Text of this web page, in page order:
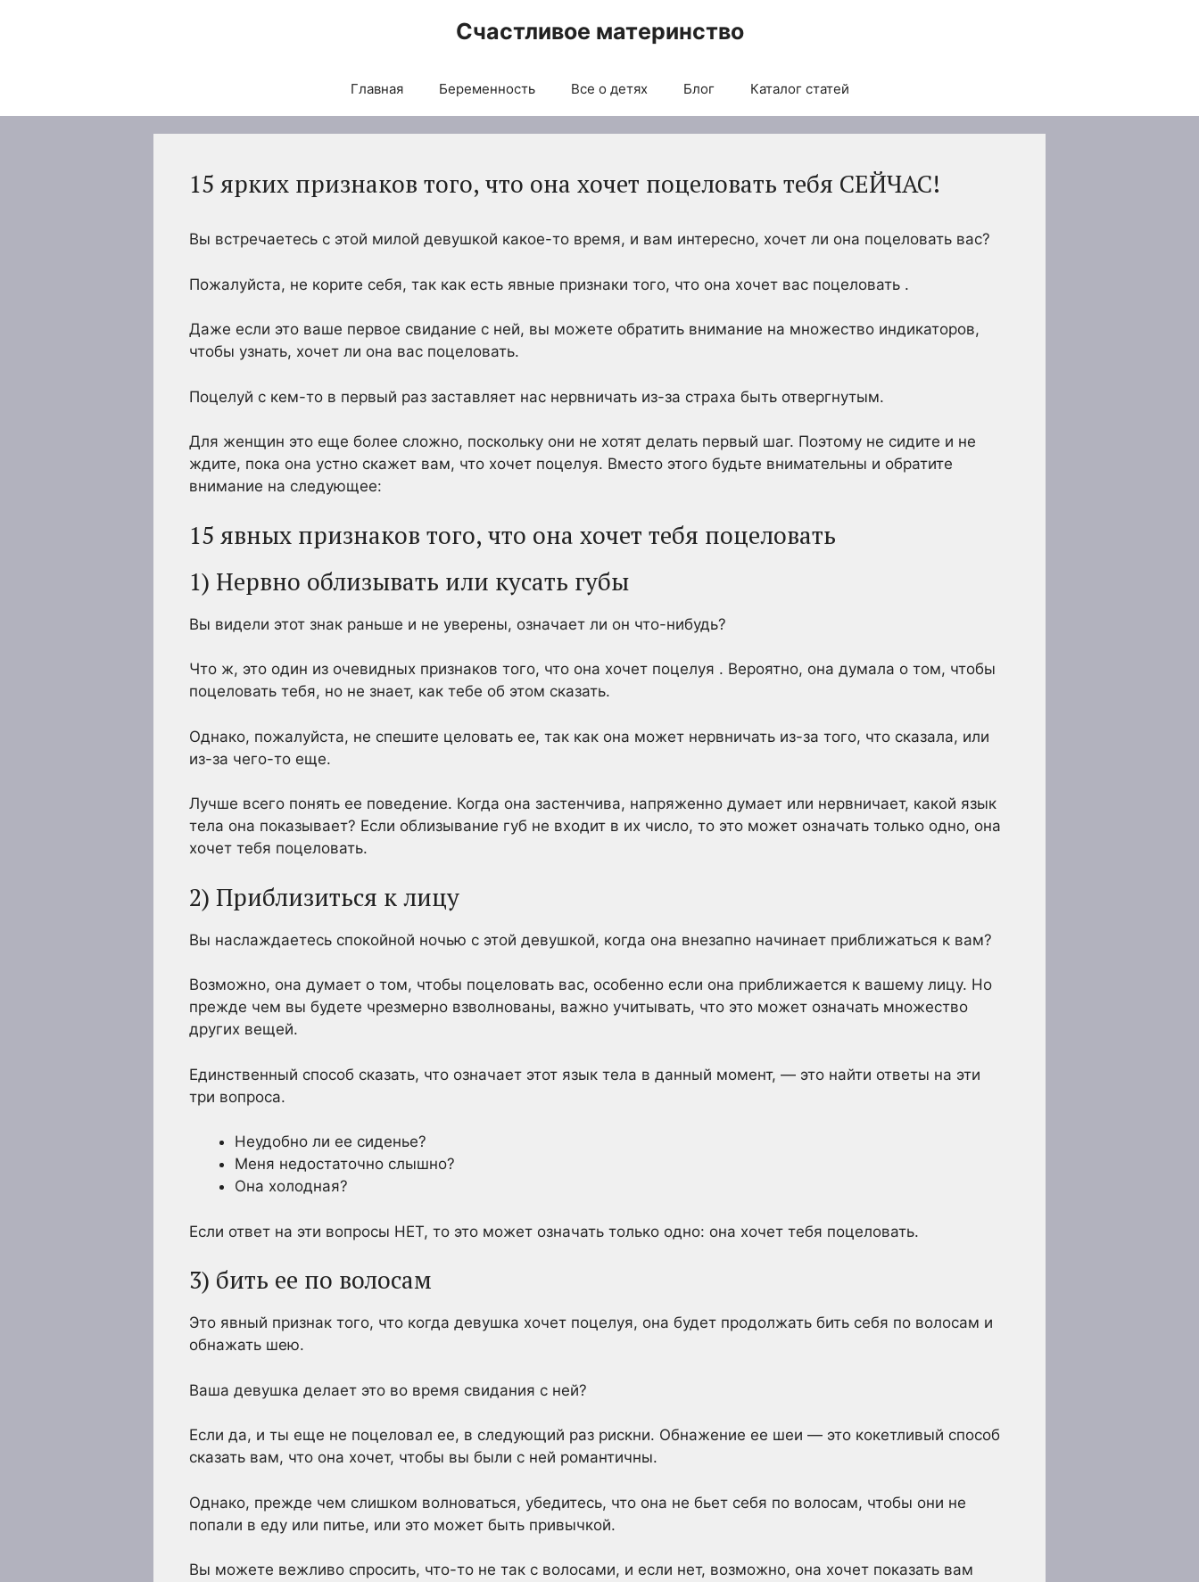
Счастливое материнство
Главная Беременность Все о детях Блог Каталог статей
15 ярких признаков того, что она хочет поцеловать тебя СЕЙЧАС!
Вы встречаетесь с этой милой девушкой какое-то время, и вам интересно, хочет ли она поцеловать вас?
Пожалуйста, не корите себя, так как есть явные признаки того, что она хочет вас поцеловать .
Даже если это ваше первое свидание с ней, вы можете обратить внимание на множество индикаторов,
чтобы узнать, хочет ли она вас поцеловать.
Поцелуй с кем-то в первый раз заставляет нас нервничать из-за страха быть отвергнутым.
Для женщин это еще более сложно, поскольку они не хотят делать первый шаг. Поэтому не сидите и не
ждите, пока она устно скажет вам, что хочет поцелуя. Вместо этого будьте внимательны и обратите
внимание на следующее:
15 явных признаков того, что она хочет тебя поцеловать
1) Нервно облизывать или кусать губы
Вы видели этот знак раньше и не уверены, означает ли он что-нибудь?
Что ж, это один из очевидных признаков того, что она хочет поцелуя . Вероятно, она думала о том, чтобы
поцеловать тебя, но не знает, как тебе об этом сказать.
Однако, пожалуйста, не спешите целовать ее, так как она может нервничать из-за того, что сказала, или
из-за чего-то еще.
Лучше всего понять ее поведение. Когда она застенчива, напряженно думает или нервничает, какой язык
тела она показывает? Если облизывание губ не входит в их число, то это может означать только одно, она
хочет тебя поцеловать.
2) Приблизиться к лицу
Вы наслаждаетесь спокойной ночью с этой девушкой, когда она внезапно начинает приближаться к вам?
Возможно, она думает о том, чтобы поцеловать вас, особенно если она приближается к вашему лицу. Но
прежде чем вы будете чрезмерно взволнованы, важно учитывать, что это может означать множество
других вещей.
Единственный способ сказать, что означает этот язык тела в данный момент, — это найти ответы на эти
три вопроса.
Неудобно ли ее сиденье?
Меня недостаточно слышно?
Она холодная?
Если ответ на эти вопросы НЕТ, то это может означать только одно: она хочет тебя поцеловать.
3) бить ее по волосам
Это явный признак того, что когда девушка хочет поцелуя, она будет продолжать бить себя по волосам и
обнажать шею.
Ваша девушка делает это во время свидания с ней?
Если да, и ты еще не поцеловал ее, в следующий раз рискни. Обнажение ее шеи — это кокетливый способ
сказать вам, что она хочет, чтобы вы были с ней романтичны.
Однако, прежде чем слишком волноваться, убедитесь, что она не бьет себя по волосам, чтобы они не
попали в еду или питье, или это может быть привычкой.
Вы можете вежливо спросить, что-то не так с волосами, и если нет, возможно, она хочет показать вам